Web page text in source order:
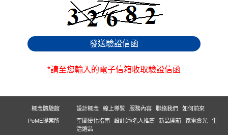
發送驗證信函
*請至您輸入的電子信箱收取驗證信函
概念體驗館 設計概念 線上導覧 服務內容 聯絡我們
如何前來
PoME提案所
空間優化指南 設計師/名人推薦 新品開箱 家電食光
生
活選品